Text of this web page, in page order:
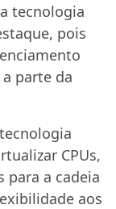
tecnologia
pois
parte da
CPUs,
para a cadeia
aos